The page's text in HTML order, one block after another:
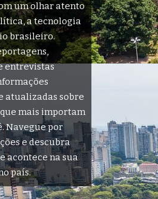
um olhar atento
a tecnologia
brasileiro.
entrevistas
atualizadas sobre
mais importam
Navegue por
e descubra
acontece na sua
país.